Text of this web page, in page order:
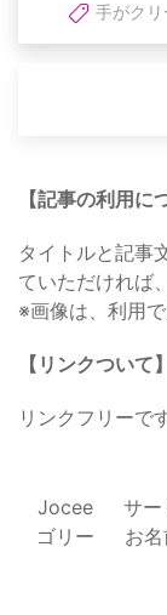
手がク
【記事の利用に
タイトルと記事
ていただければ
※画像は、利用
【リンクついて】
リンクフリーです
Jocee サー
ゴリー
お